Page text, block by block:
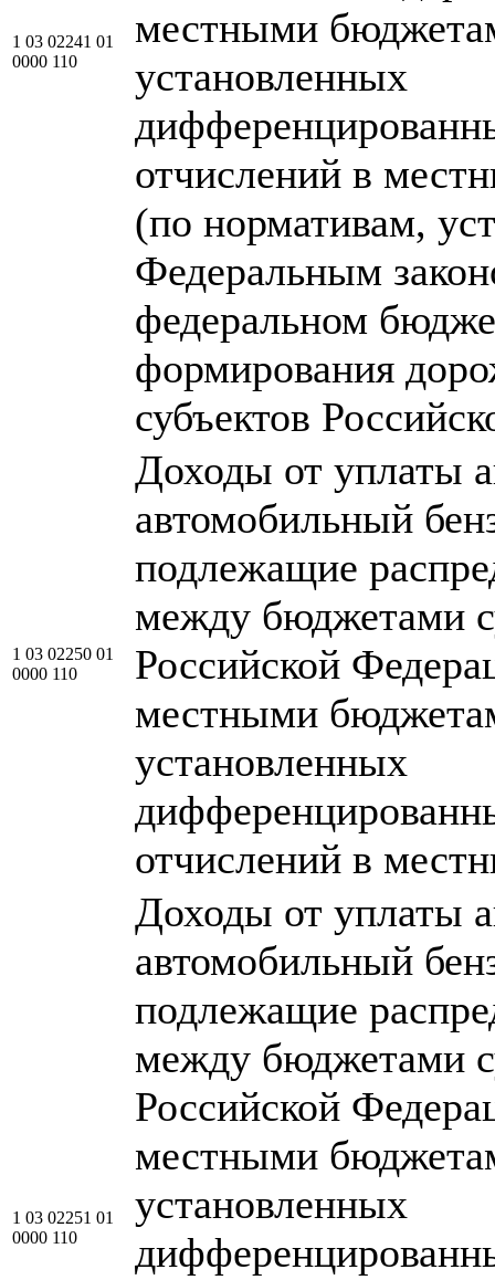
1 03 02241 01
0000 110
местными
установленных
отчислений в
(по нормативам,
Федеральным
федеральном
формирования
субъектов
1 03 02250 01
0000 110
Доходы от уплаты
автомобильный
подлежащие
между бюджетами
Российской
местными
установленных
отчислений в
1 03 02251 01
0000 110
Доходы от уплаты
автомобильный
подлежащие
между бюджетами
Российской
местными
установленных